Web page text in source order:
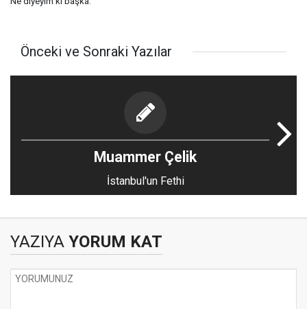
Önceki ve Sonraki Yazılar
Muammer Çelik
İstanbul'un Fethi
YAZIYA YORUM KAT